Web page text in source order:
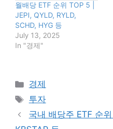
월배당 ETF 순위 TOP 5 |
JEPI, QYLD, RYLD,
SCHD, HYG 등
July 13, 2025
In "경제"
Categories
경제
Tags
투자
국내 배당주 ETF 순